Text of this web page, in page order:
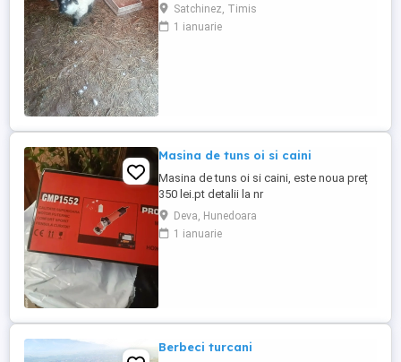
Satchinez, Timis
1 ianuarie
Masina de tuns oi si caini
Masina de tuns oi si caini, este noua preț
350 lei.pt detalii la nr
Deva, Hunedoara
1 ianuarie
Berbeci turcani